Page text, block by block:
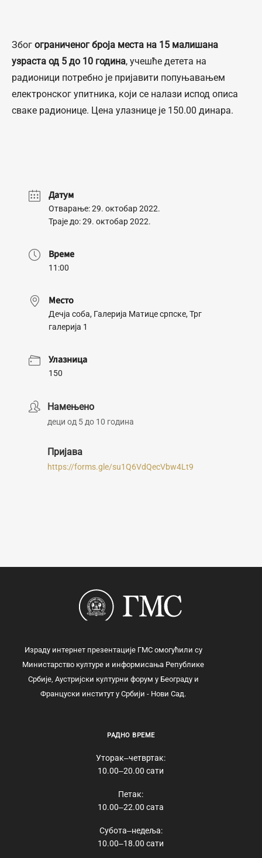
Због ограниченог броја места на 15 малишана
узраста од 5 до 10 година, учешће детета на
радионици потребно је пријавити попуњавањем
електронског упитника, који се налази испод описа
сваке радионице. Цена улазнице је 150.00 динара.
Датум
Отварање: 29. октобар 2022.
Траје до: 29. октобар 2022.
Време
11:00
Место
Дечја соба, Галерија Матице српске, Трг
галерија 1
Улазница
150
Намењено
деци од 5 до 10 година
Пријава
https://forms.gle/su1Q6VdQecVbw4Lt9
Израду интернет презентације ГМС омогућили су
Министарство културе и информисања Републике
Србије, Аустријски културни форум у Београду и
Француски институт у Србији - Нови Сад.
РАДНО ВРЕМЕ
Уторак‒четвртак:
10.00‒20.00 сати
Петак:
10.00‒22.00 сата
Субота‒недеља:
10.00‒18.00 сати